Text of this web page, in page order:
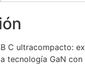
C ultracompacto:
tecnología GaN